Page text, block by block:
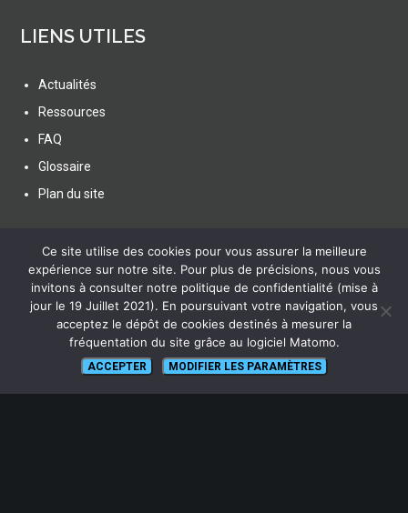
LIENS UTILES
Actualités
Ressources
FAQ
Glossaire
Plan du site
SUIVEZ NOUS
Ce site utilise des cookies pour vous assurer la meilleure
expérience sur notre site. Pour plus de précisions, nous vous
invitons à consulter notre politique de confidentialité (mise à
jour le 19 Juillet 2021). En poursuivant votre navigation, vous
acceptez le dépôt de cookies destinés à mesurer la
fréquentation du site grâce au logiciel Matomo.
ACCEPTER MODIFIER LES PARAMÈTRES